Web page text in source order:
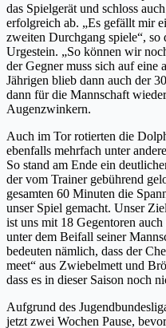
das Spielgerät und schloss
erfolgreich ab. „Es gefällt mir
zweiten Durchgang spiele“, so
Urgestein. „So können wir
der Gegner muss sich auf eine
Jährigen blieb dann auch der
dann für die Mannschaft
Augenzwinkern.
Auch im Tor rotierten die
ebenfalls mehrfach unter
So stand am Ende ein
der vom Trainer gebührend
gesamten 60 Minuten die
unser Spiel gemacht. Unser
ist uns mit 18 Gegentoren
unter dem Beifall seiner
bedeuten nämlich, dass der
meet“ aus Zwiebelmett und
dass es in dieser Saison noch
Aufgrund des
jetzt zwei Wochen Pause,